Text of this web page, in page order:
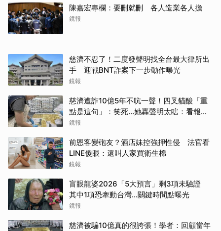
陳嘉宏專欄：要刪就刪 各人造業各人擔
鏡報
慈濟不忍了！二度發聲明找全台最大律所出
手 迎戰BNT詐案下一步動作曝光
鏡報
慈濟遭詐10億5年不吭一聲！四叉貓酸「重
點是這句」：笑死...她轟聲明太瞎：看報紙
才知被騙
鏡報
前恩客變砲友？酒店妹控強押性侵 法官看
LINE傻眼：還叫人家買衛生棉
鏡報
盲眼龍婆2026「5大預言」剩3項未驗證
其中1項恐牽動台灣...關鍵時間點曝光
鏡報
慈濟被騙10億真的很誇張！學者：回顧當年